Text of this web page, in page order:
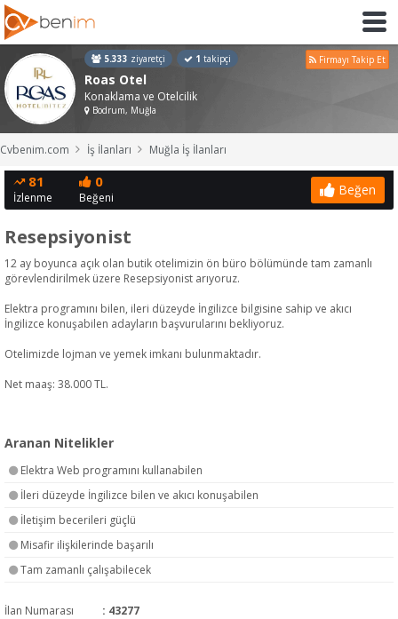
5.333 ziyaretçi 1 takipçi Firmayı Takip Et
Roas Otel
Konaklama ve Otelcilik
Bodrum, Muğla
Cvbenim.com İş İlanları Muğla İş İlanları
81
İzlenme
0
Beğeni Beğen
Resepsiyonist
12 ay boyunca açık olan butik otelimizin ön büro bölümünde tam zamanlı
görevlendirilmek üzere Resepsiyonist arıyoruz.
Elektra programını bilen, ileri düzeyde İngilizce bilgisine sahip ve akıcı
İngilizce konuşabilen adayların başvurularını bekliyoruz.
Otelimizde lojman ve yemek imkanı bulunmaktadır.
Net maaş: 38.000 TL.
Aranan Nitelikler
Elektra Web programını kullanabilen
İleri düzeyde İngilizce bilen ve akıcı konuşabilen
İletişim becerileri güçlü
Misafir ilişkilerinde başarılı
Tam zamanlı çalışabilecek
İlan Numarası
: 43277